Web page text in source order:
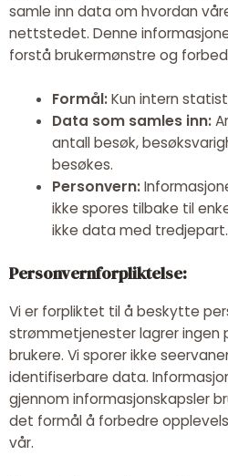
samle inn data om hvordan
nettstedet. Denne
forstå brukermønstre og
Formål:Kun intern
Data som samles inn:
antall besøk,
besøkes.
Personvern:
ikke spores tilbake til
ikke data med tredjepart.
Personvernforpliktelse:
Vi er forpliktet til å beskytte
strømmetjenester lagrer ingen
brukere. Vi sporer ikke
identifiserbare data.
gjennom informasjonskapsler
det formål å forbedre
vår.